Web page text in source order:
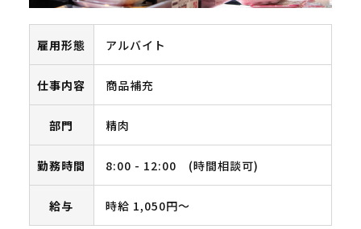
雇用形態 アルバイト
仕事内容 商品補充
部門 精肉
勤務時間 8:00 - 12:00 (時間相談可)
給与 時給 1,050円〜